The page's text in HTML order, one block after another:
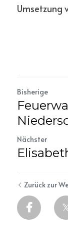
Umsetzung
Bisherige
Nächster
Zurück zur